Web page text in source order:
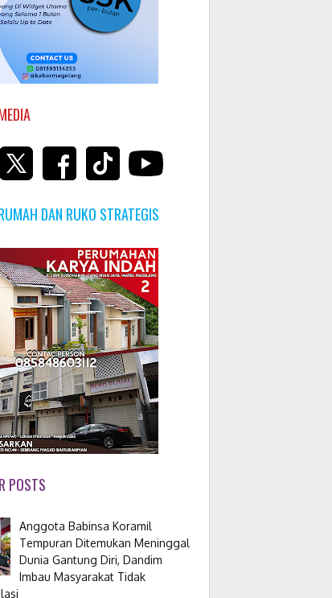
DAN RUKO STRATEGIS
POSTS
Anggota Babinsa Koramil
Tempuran Ditemukan Meninggal
Dunia Gantung Diri, Dandim
Imbau Masyarakat Tidak